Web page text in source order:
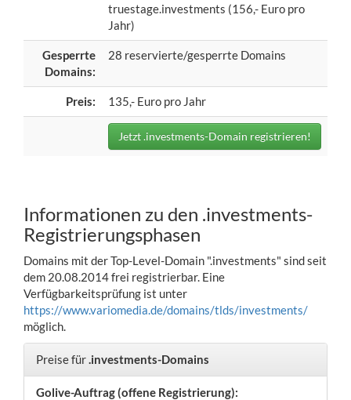
truestage.investments (156,- Euro pro
Jahr)
Gesperrte
Domains:
28 reservierte/gesperrte Domains
Preis: 135,- Euro pro Jahr
Jetzt .investments-Domain registrieren!
Informationen zu den .investments-
Registrierungsphasen
Domains mit der Top-Level-Domain ".investments" sind seit
dem 20.08.2014 frei registrierbar. Eine
Verfügbarkeitsprüfung ist unter
https://www.variomedia.de/domains/tlds/investments/
möglich.
Preise für.investments-Domains
Golive-Auftrag (offene Registrierung):